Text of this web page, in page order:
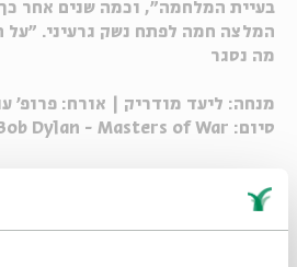
בעיית המלחמה", וכמה שנים אחר
המלצה חמה לפתח נשק גרעיני. "על
מה נסגר
מנחה: ליעד מודריק | אורח: פרופ'
סיום: Bob Dylan - Masters of War